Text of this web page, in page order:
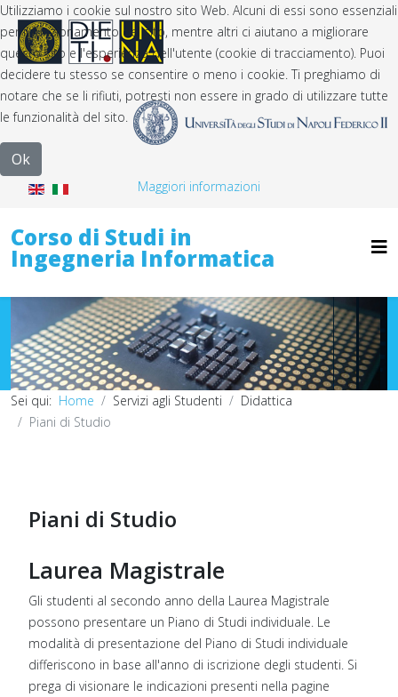
Corso di Studi in
Ingegneria Informatica
Sei qui: Home Servizi agli Studenti
Didattica
Piani di Studio
Piani di Studio
Laurea Magistrale
Gli studenti al secondo anno della Laurea Magistrale
possono presentare un Piano di Studi individuale. Le
modalità di presentazione del Piano di Studi individuale
differiscono in base all'anno di iscrizione degli studenti. Si
prega di visionare le indicazioni presenti nella pagine
Utilizziamo i cookie sul nostro sito Web. Alcuni di essi sono essenziali
per il funzionamento del sito, mentre altri ci aiutano a migliorare
questo sito e l'esperienza dell'utente (cookie di tracciamento). Puoi
decidere tu stesso se consentire o meno i cookie. Ti preghiamo di
notare che se li rifiuti, potresti non essere in grado di utilizzare tutte
le funzionalità del sito.
Ok
Maggiori informazioni